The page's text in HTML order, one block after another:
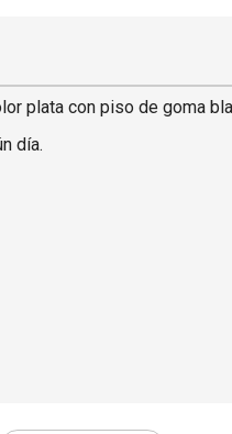
plata con piso de goma
día.